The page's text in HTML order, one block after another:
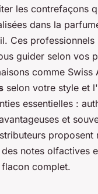
les contrefaçons
dans la
Ces professionnels
guider selon vos
comme Swiss
selon votre style et
essentielles :
et
proposent
notes olfactives
complet.